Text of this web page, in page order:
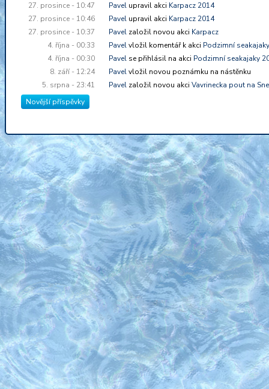
27. prosince - 10:47
Pavel upravil akci Karpacz 2014
27. prosince - 10:46
Pavel upravil akci Karpacz 2014
27. prosince - 10:37
Pavel založil novou akci Karpacz
4. října - 00:33
Pavelvložil komentář k akci Podzimní
4. října - 00:30
Pavel se přihlásil na akci Podzimní seakajaky
8. září - 12:24
Pavelvložil novou poznámku na nástěnku
5. srpna - 23:41
Pavel založil novou akci Vavrinecka pout na
Novější příspěvky